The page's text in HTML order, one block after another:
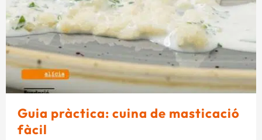
Guia pràctica: cuina de masticació
fàcil